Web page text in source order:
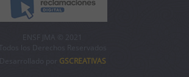
ENSF JMA © 2021
Todos los Derechos Reservados
Desarrollado por GSCREATIVAS